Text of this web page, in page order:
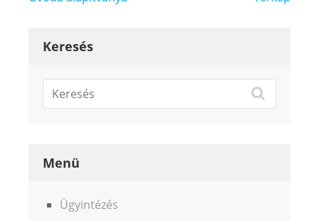
Keresés
Menü
Ügyintézés